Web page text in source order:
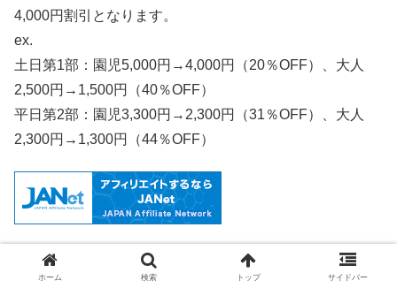
4,000円割引となります。
ex.
土日第1部：園児5,000円→4,000円（20％OFF）、大人
2,500円→1,500円（40％OFF）
平日第2部：園児3,300円→2,300円（31％OFF）、大人
2,300円→1,300円（44％OFF）
もう少しで終了ですが、一番お得に購入でき
ホーム 検索 トップ サイドバー